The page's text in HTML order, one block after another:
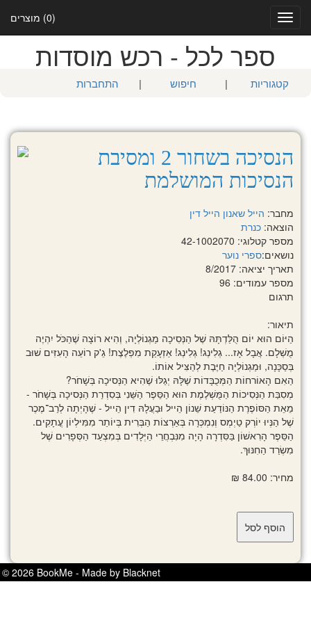
(0) מוצרים
Toggle
navigation
ספר לכל - רכש מוסדות
קטגוריות | חיפוש | התחברות
הנסיכה בשחור 2 ומסיבת
הנסיכות המושלמת
מחבר: הייל שאנון הייל דין
הוצאה: כנרת
מספר קטלוגי: 42-1002070
נושאים:ספרי נוער
תאריך יציאה: 8/2017
מספר עמודים: 96
תרגום
תיאור:
הַיּוֹם הוּא יוֹם הֻלַּדְתָּהּ שֶׁל הַנְּסִיכָה מַגְנוֹלְיָה, וְהִיא רוֹצָה שֶׁהַכֹּל יִהְיֶה
מֻשְׁלָם. אֲבָל אָז... גְלִינְג! גְלִינְג! אַזְעָקַת מִפְלֶצֶת! גֵ'ק רוֹעֵה הָעִזִּים שׁוּב
בְּסַכָּנָה, וּמַגְנוֹלְיָה חַיֶּבֶת לְהַצִּיל אוֹתוֹ.
הַאִם הָאוֹרחוֹת הַמְּכֻבָּדוֹת שֶׁלָּהּ יְגַלּוּ שֶׁהִיא הַנְּסיכָה בְּשָׁחֹר?
מְסִבַּת הַנְּסִיכוֹת הַמֻּשְׁלֶמֶת הוּא הַסֵּפֶר הַשֵּׁנִי בְּסִדְרַת הַנְּסיכָה בְּשָׁחֹר -
מֵאֵת הַסּוֹפֶרֶת הַנּוֹדַעַת שֵׁנוֹן הֵייל וּבַעֲלָהּ דִין הֵייל - שֶׁהָיְתָה לְרַב־מֶכֶר
שֶׁל הַנְּיוּ יוֹרְק טַיְמְס וְנִמְכְּרָה בְּאַרְצוֹת הַבְּרִית בְּיוֹתֵר מִמִּילְיוֹן עֳתָקִים.
הַסֵּפֶר הָרִאשׁוֹן בַּסִּדְרָה הָיָה מִנִּבְחֲרֵי הַיְּלָדִים בְּמִצְעַד הַסְּפָרִים שֶׁל
מִשְׂרַד הַחִנּוּךְ.
מחיר: 84.00 ₪
© 2026 BookMe - Made by Blacknet